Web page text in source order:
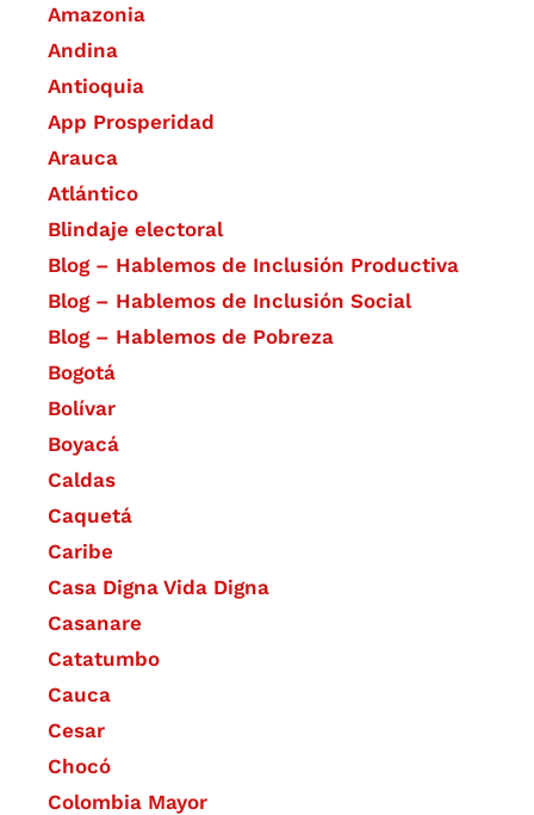
Amazonia
Andina
Antioquia
App Prosperidad
Arauca
Atlántico
Blindaje electoral
Blog – Hablemos de Inclusión Productiva
Blog – Hablemos de Inclusión Social
Blog – Hablemos de Pobreza
Bogotá
Bolívar
Boyacá
Caldas
Caquetá
Caribe
Casa Digna Vida Digna
Casanare
Catatumbo
Cauca
Cesar
Chocó
Colombia Mayor